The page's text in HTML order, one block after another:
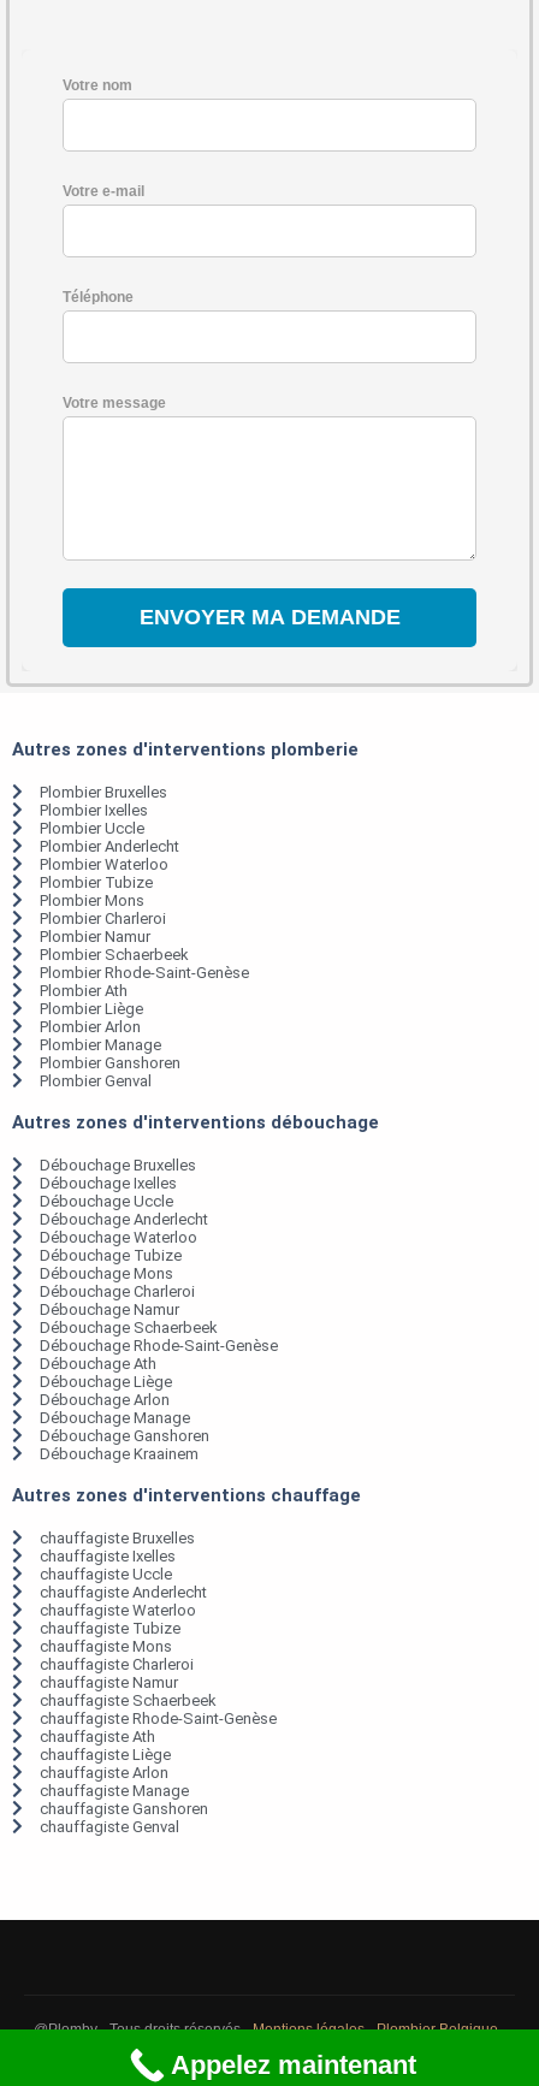
Votre nom
Votre e-mail
Téléphone
Votre message
Autres zones d'interventions plomberie
Plombier Bruxelles
Plombier Ixelles
Plombier Uccle
Plombier Anderlecht
Plombier Waterloo
Plombier Tubize
Plombier Mons
Plombier Charleroi
Plombier Namur
Plombier Schaerbeek
Plombier Rhode-Saint-Genèse
Plombier Ath
Plombier Liège
Plombier Arlon
Plombier Manage
Plombier Ganshoren
Plombier Genval
Autres zones d'interventions débouchage
Débouchage Bruxelles
Débouchage Ixelles
Débouchage Uccle
Débouchage Anderlecht
Débouchage Waterloo
Débouchage Tubize
Débouchage Mons
Débouchage Charleroi
Débouchage Namur
Débouchage Schaerbeek
Débouchage Rhode-Saint-Genèse
Débouchage Ath
Débouchage Liège
Débouchage Arlon
Débouchage Manage
Débouchage Ganshoren
Débouchage Kraainem
Autres zones d'interventions chauffage
chauffagiste Bruxelles
chauffagiste Ixelles
chauffagiste Uccle
chauffagiste Anderlecht
chauffagiste Waterloo
chauffagiste Tubize
chauffagiste Mons
chauffagiste Charleroi
chauffagiste Namur
chauffagiste Schaerbeek
chauffagiste Rhode-Saint-Genèse
chauffagiste Ath
chauffagiste Liège
chauffagiste Arlon
chauffagiste Manage
chauffagiste Ganshoren
chauffagiste Genval
@Plomby - Tous droits réservés -Mentions légales-Plombier Belgique-
Débouchage Belgique
Appelez maintenant